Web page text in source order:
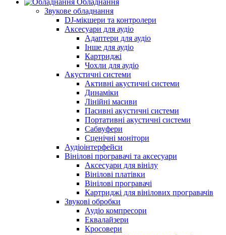
Обладнання
Звукове обладнання
DJ-мікшери та контролери
Аксесуари для аудіо
Адаптери для аудіо
Інше для аудіо
Картриджі
Чохли для аудіо
Акустичні системи
Активні акустичні системи
Динаміки
Лінійні масиви
Пасивні акустичні системи
Портативні акустичні системи
Сабвуфери
Сценічні монітори
Аудіоінтерфейси
Вінілові програвачі та аксесуари
Аксесуари для вінілу
Вінілові платівки
Вінілові програвачі
Картриджі для вінілових програвачів
Звукові обробки
Аудіо компресори
Еквалайзери
Кросовери